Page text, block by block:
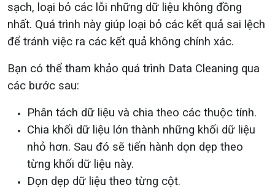
sạch, loại bỏ các lỗi những dữ liệu không đồng
nhất. Quá trình này giúp loại bỏ các kết quả sai lệch
để tránh việc ra các kết quả không chính xác.
Bạn có thể tham khảo quá trình Data Cleaning qua
các bước sau:
Phân tách dữ liệu và chia theo các thuộc tính.
Chia khối dữ liệu lớn thành những khối dữ liệu
nhỏ hơn. Sau đó sẽ tiến hành dọn dẹp theo
từng khối dữ liệu này.
Dọn dẹp dữ liệu theo từng cột.